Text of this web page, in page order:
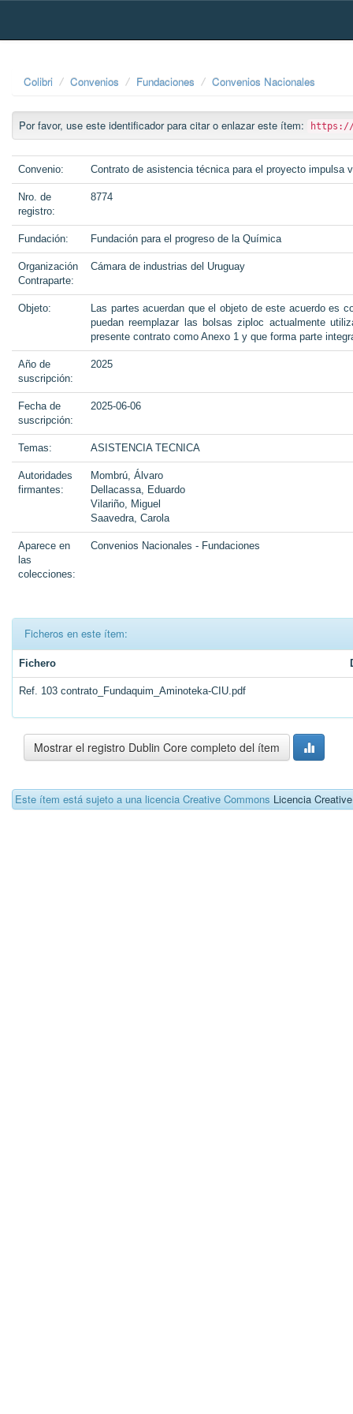
Skip
Colibri Convenios Fundaciones Convenios Nacionales
Por favor, use este identificador para citar o enlazar este ítem: https://
Convenio: Contrato de asistencia técnica para el proyecto impulsa
Nro. de
registro:
8774
Fundación: Fundación para el progreso de la Química
Organización
Contraparte:
Cámara de industrias del Uruguay
Objeto:
Las partes acuerdan que el objeto de este acuerdo es
puedan reemplazar las bolsas ziploc actualmente
presente contrato como Anexo 1 y que forma parte
Año de
suscripción:
2025
Fecha de
suscripción:
2025-06-06
Temas: ASISTENCIA TECNICA
Autoridades
firmantes:
Mombrú, Álvaro
Dellacassa, Eduardo
Vilariño, Miguel
Saavedra, Carola
Aparece en
las
colecciones:
Convenios Nacionales - Fundaciones
Ficheros en este ítem:
Fichero
Ref. 103 contrato_Fundaquim_Aminoteka-CIU.pdf
Mostrar el registro Dublin Core completo del ítem
Este ítem está sujeto a una licencia Creative Commons Licencia